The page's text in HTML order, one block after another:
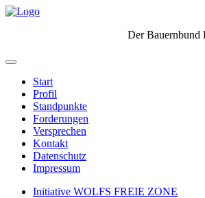
Der Bauernbund
Start
Profil
Standpunkte
Forderungen
Versprechen
Kontakt
Datenschutz
Impressum
Initiative WOLFS FREIE ZONE